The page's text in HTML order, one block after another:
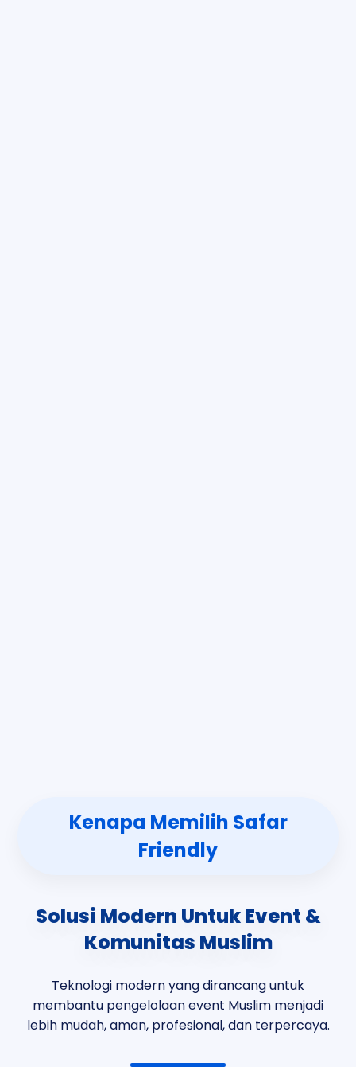
Kenapa Memilih Safar
Friendly
Solusi Modern Untuk Event &
Komunitas Muslim
Teknologi modern yang dirancang untuk
membantu pengelolaan event Muslim menjadi
lebih mudah, aman, profesional, dan terpercaya.